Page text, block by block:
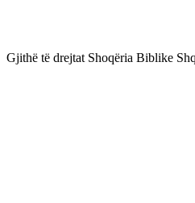
Gjithë të drejtat Shoqëria Biblike